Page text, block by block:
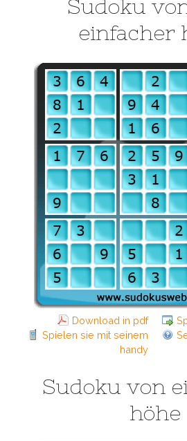
Sudoku
einfacher
Download in pdf
Spielen sie mit seinem
handy
Sudoku von
höhe